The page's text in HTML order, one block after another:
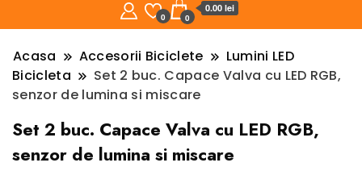
0 0
0.00 lei
Acasa Accesorii Biciclete
Lumini LED
Bicicleta
Set 2 buc. Capace Valva cu LED RGB,
senzor de lumina si miscare
Set 2 buc. Capace Valva cu LED RGB,
senzor de lumina si miscare